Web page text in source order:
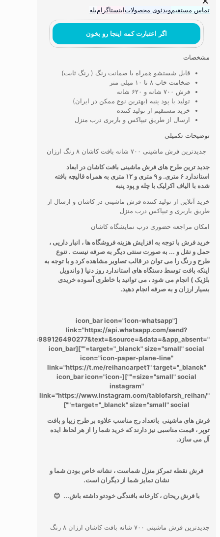
تماس مستقیمویدئوی محصولاتاینستاگرامبله
اگر اعتبارت کمه اینجا رو بخون
مشخصات
قابل شستشو همراه با ضمانت رنگ ( رنگ ثابت)
ضخامت خاب ۸ تا ۱۰ میلی متر
فرش ۷۰۰ شانه و ۶۲۰ شانه
تولید با پود پنبه (بهترین نوع ممکن در ایران)
خرید مستقیم از تولید کننده
ارسال از طریق تیپاکس و باربری درب منزل
توضیحات تکمیلی
جدیدترین فرش ماشینی ۷۰۰ شانه بافت کاشان ۸ رنگ ارزان
جدید ترین طرح های فرش ماشینی بافت کاشان در ابعاد
استاندارد ۶ متری. و ۹ متری و ۱۲ متری به همراه قالیچه بافته
شده با الیاف اکرلیک با چله و پود پنبه
خرید آنلاین از تولید کننده فرش ماشینی در کاشان و ارسال از
طریق باربری و تیپاکس درب منزل
امکان مراجعه حضوری درب نمایشگاه کاشان
خرید فرش با توجه به افزایش هزینه فروشگاه ها ، انبار داریی ،
حمل و نقل و ... به صورت سنتی دیگر به صرفه نیست . تنوع
طرح و رنگ را می توان در قالب تصاویر مشاهده کرد و با توجه به
اینکه بافت توسط دستگاه های استاندارد روز دنیا ( واندویل
بلژیک ) انجام می شود ، می توانید با خاطری آسوده خریدی
بسیار ارزان و به صرفه انجام دهید.
[icon_bar icon="icon-whatsapp"
link="https://api.whatsapp.com/send?
phone=989126490277&text=&source=&data=&app_absent="
target="_blanck" size="small" social=""][icon_bar
icon="icon-paper-plane-line"
link="https://t.me/reihancarpet1" target="_blanck"
size="small" social=""][icon_bar icon="icon-
instagram"
link="https://www.instagram.com/tablofarsh_reihan/"
target="_blanck" size="small" social=""]
فرش های ماشینی باتعداد رج مناسب علاوه بر طرح زیبا و بافت
توپر ، قیمت مناسبی نیز دارند که خرید شما را از هر لحاظ ایده
آل می سازد.
فرش نقطه تمرکز منزل شماست ، نشانه خاص بودن شما و
نشان تمایز شما از دیگران است.
با فرش ریحان ، کارخانه بافندگی خودتو داشته باش... 😊
جدیدترین فرش ماشینی ۷۰۰ شانه بافت کاشان ارزان ۸ رنگ